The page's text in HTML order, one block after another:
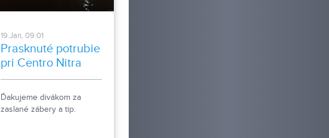
19.Jan, 09:01
Prasknuté potrubie
pri Centro Nitra
Ďakujeme divákom za
zaslané zábery a tip.